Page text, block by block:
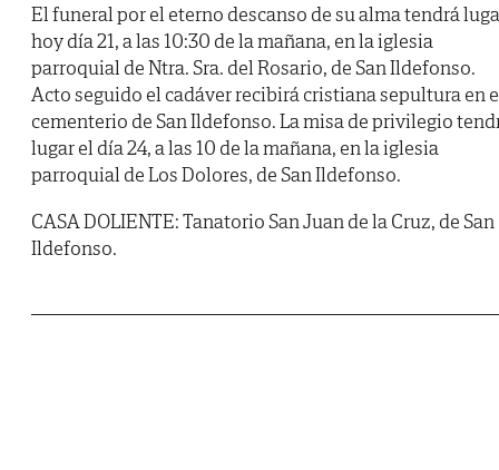
El funeral por el eterno descanso de su alma tendrá
hoy día 21, a las 10:30 de la mañana, en la iglesia
parroquial de Ntra. Sra. del Rosario, de San Ildefonso.
Acto seguido el cadáver recibirá cristiana sepultura en
cementerio de San Ildefonso. La misa de privilegio
lugar el día 24, a las 10 de la mañana, en la iglesia
parroquial de Los Dolores, de San Ildefonso.
CASA DOLIENTE: Tanatorio San Juan de la Cruz, de San
Ildefonso.